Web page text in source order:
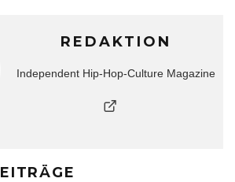
REDAKTION
Independent Hip-Hop-Culture Magazine